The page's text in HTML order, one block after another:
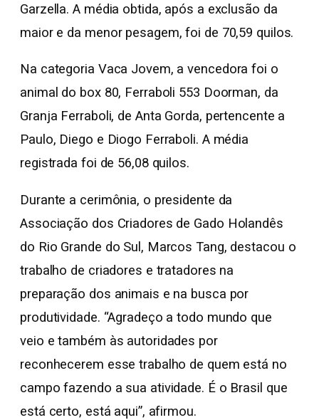
Garzella. A média obtida, após a exclusão da
maior e da menor pesagem, foi de 70,59 quilos.
Na categoria Vaca Jovem, a vencedora foi o
animal do box 80, Ferraboli 553 Doorman, da
Granja Ferraboli, de Anta Gorda, pertencente a
Paulo, Diego e Diogo Ferraboli. A média
registrada foi de 56,08 quilos.
Durante a cerimônia, o presidente da
Associação dos Criadores de Gado Holandês
do Rio Grande do Sul, Marcos Tang, destacou o
trabalho de criadores e tratadores na
preparação dos animais e na busca por
produtividade. “Agradeço a todo mundo que
veio e também às autoridades por
reconhecerem esse trabalho de quem está no
campo fazendo a sua atividade. É o Brasil que
está certo, está aqui”, afirmou.